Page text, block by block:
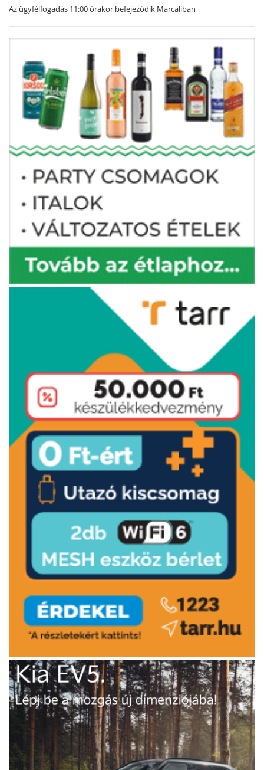
Az ügyfélfogadás 11:00 órakor befejeződik Marcaliban